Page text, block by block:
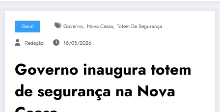
Geral Governo, Nova Ceasa, Totem De Segurança
Redação 16/05/2026
Governo inaugura totem
de segurança na Nova